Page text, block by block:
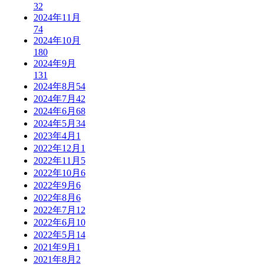
32
2024年11月
74
2024年10月
180
2024年9月
131
2024年8月 54
2024年7月 42
2024年6月 68
2024年5月 34
2023年4月 1
2022年12月 1
2022年11月 5
2022年10月 6
2022年9月 6
2022年8月 6
2022年7月 12
2022年6月 10
2022年5月 14
2021年9月 1
2021年8月 2